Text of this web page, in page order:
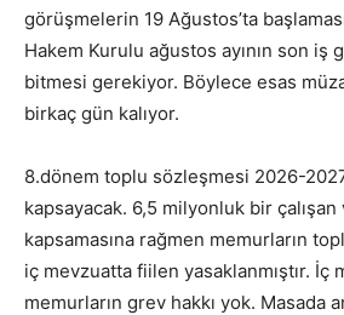
görüşmelerin 19 Ağustos’ta
Hakem Kurulu ağustos ayının son iş
bitmesi gerekiyor. Böylece esas
birkaç gün kalıyor.
8.dönem toplu sözleşmesi 2026-
kapsayacak. 6,5 milyonluk bir
kapsamasına rağmen memurların
iç mevzuatta fiilen yasaklanmıştır. İç
memurların grev hakkı yok. Masada